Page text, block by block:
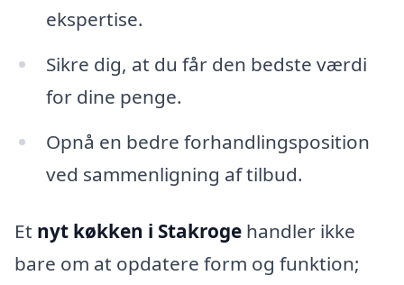
ekspertise.
Sikre dig, at du får den bedste værdi
for dine penge.
Opnå en bedre forhandlingsposition
ved sammenligning af tilbud.
Et nyt køkken i Stakroge handler ikke
bare om at opdatere form og funktion;